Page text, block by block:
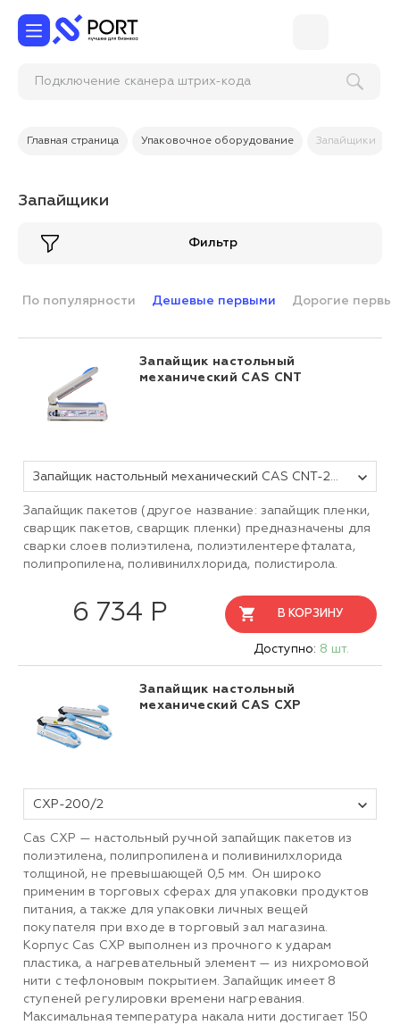
Подключение сканера штри
Главная страница Упаковочное оборудование Запайщики
Запайщики
Фильтр
По популярности Дешевые первыми Дорогие
Запайщик настольный
механический CAS CNT
Запайщик настольный механический CAS CNT-200/2
Запайщик пакетов (другое название: запайщик пленки,
сварщик пакетов, сварщик пленки) предназначены для
сварки слоев полиэтилена, полиэтилентерефталата,
полипропилена, поливинилхлорида, полистирола.
6 734 Р В КОРЗИНУ
Доступно: 8 шт.
Запайщик настольный
механический CAS CXP
CXP-200/2
Cas CXP — настольный ручной запайщик пакетов из
полиэтилена, полипропилена и поливинилхлорида
толщиной, не превышающей 0,5 мм. Он широко
применим в торговых сферах для упаковки продуктов
питания, а также для упаковки личных вещей
покупателя при входе в торговый зал магазина.
Корпус Cas CXP выполнен из прочного к ударам
пластика, а нагревательный элемент — из нихромовой
нити с тефлоновым покрытием. Запайщик имеет 8
ступеней регулировки времени нагревания.
Максимальная температура накала нити достигает 150